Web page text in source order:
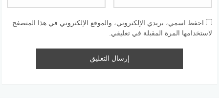
احفظ اسمي، بريدي الإلكتروني، والموقع الإلكتروني في هذا المتصفح
لاستخدامها المرة المقبلة في تعليقي.